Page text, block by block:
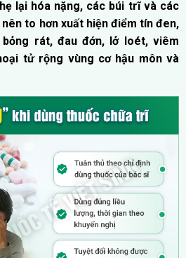
lại hóa nặng, các búi trĩ và các
to hơn xuất hiện điểm tín đen,
rát, đau đớn, lở loét, viêm
tử rộng vùng cơ hậu môn và